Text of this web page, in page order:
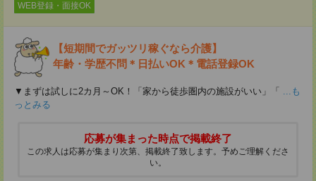
WEB登録・面接OK
【短期間でガッツリ稼ぐなら介護】
年齢・学歴不問＊日払いOK＊電話登録OK
▼まずは試しに2カ月～OK！「家から徒歩圏内の施設がいい」「 ...も
っとみる
応募が集まった時点で掲載終了
この求人は応募が集まり次第、掲載終了致します。予めご理解くださ
い。